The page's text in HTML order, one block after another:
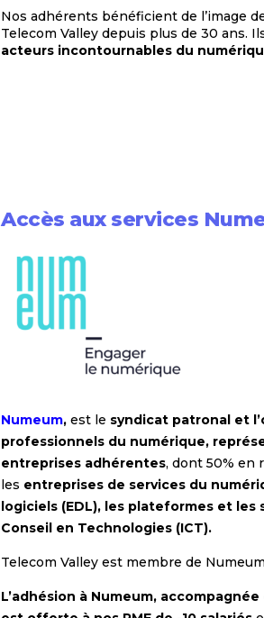
Nos adhérents bénéficient de l’image
Telecom Valley depuis plus de 30 ans.
acteurs incontournables du
Accès aux services
Numeum, est le syndicat patronal et
professionnels du numérique,
entreprises adhérentes, dont 50% en
les entreprises de services du
logiciels (EDL), les plateformes et
Conseil en Technologies (ICT).
Telecom Valley est membre de
L’adhésion à Numeum,